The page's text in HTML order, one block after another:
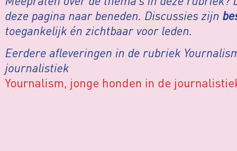
deze pagina naar beneden. Discussies zijn
toegankelijk én zichtbaar voor leden.
Eerdere afleveringen in de rubriek
journalistiek
Yournalism, jonge honden in de